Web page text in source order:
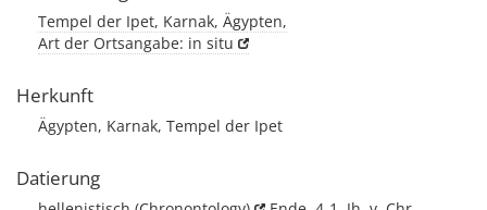
Tempel der Ipet, Karnak, Ägypten,
Art der Ortsangabe: in situ
Herkunft
Ägypten, Karnak, Tempel der Ipet
Datierung